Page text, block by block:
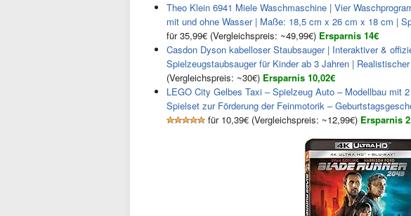
Theo Klein 6941 Miele Waschmaschine | Vier
mit und ohne Wasser | Maße: 18,5 cm x 26 cm x 18 cm |
für 35,99€ (Vergleichspreis: ~49,99€) Ersparnis 14€
Casdon Dyson kabelloser Staubsauger | Interaktiver &
Spielzeugstaubsauger für Kinder ab 3 Jahren |
(Vergleichspreis: ~30€) Ersparnis 10,02€
LEGO City Gelbes Taxi – Spielzeug Auto – Modellbau mit
Spielset zur Förderung der Feinmotorik –
für 10,39€ (Vergleichspreis: ~12,99€) Ersparnis